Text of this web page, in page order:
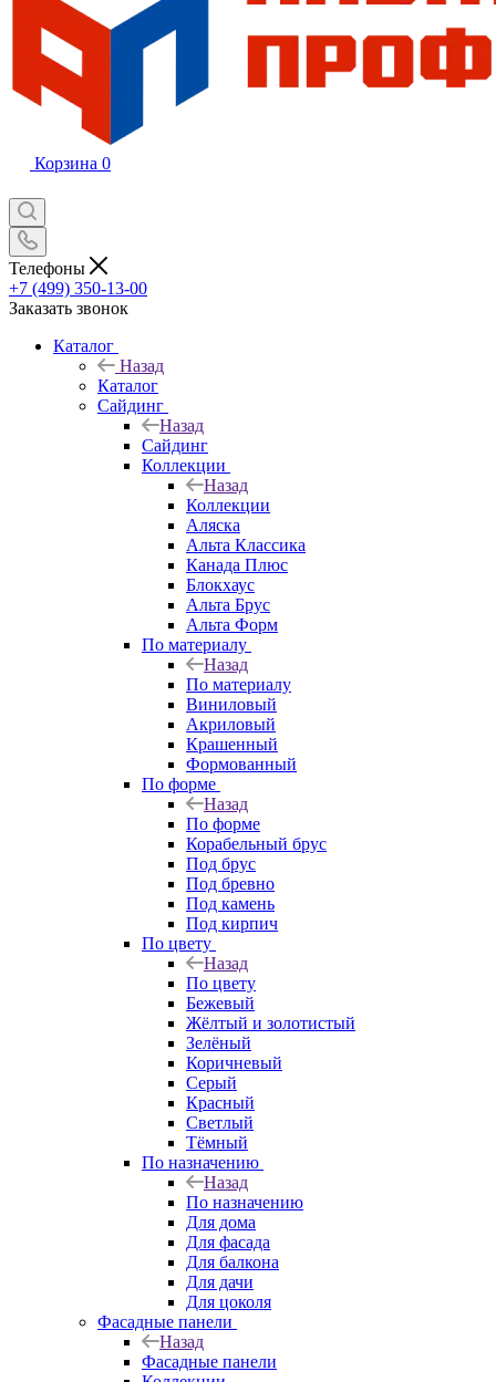
Корзина 0
Телефоны
+7 (499) 350-13-00
Заказать звонок
Каталог
Назад
Каталог
Сайдинг
Назад
Сайдинг
Коллекции
Назад
Коллекции
Аляска
Альта Классика
Канада Плюс
Блокхаус
Альта Брус
Альта Форм
По материалу
Назад
По материалу
Виниловый
Акриловый
Крашенный
Формованный
По форме
Назад
По форме
Корабельный брус
Под брус
Под бревно
Под камень
Под кирпич
По цвету
Назад
По цвету
Бежевый
Жёлтый и золотистый
Зелёный
Коричневый
Серый
Красный
Светлый
Тёмный
По назначению
Назад
По назначению
Для дома
Для фасада
Для балкона
Для дачи
Для цоколя
Фасадные панели
Назад
Фасадные панели